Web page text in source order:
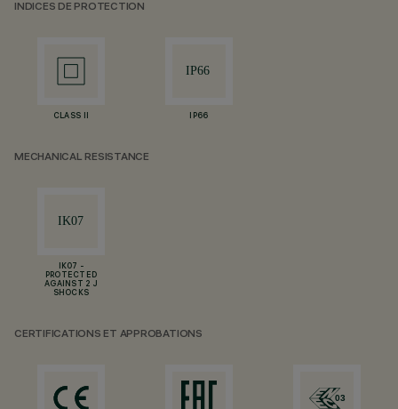
INDICES DE PROTECTION
CLASS II IP66
MECHANICAL RESISTANCE
IK07 -
PROTECTED
AGAINST 2 J
SHOCKS
CERTIFICATIONS ET APPROBATIONS